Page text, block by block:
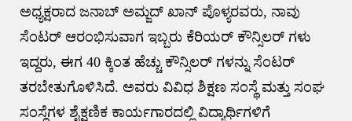
ಅಧ್ಯಕ್ಷರಾದ ಜನಾಬ್ ಅಮ್ಜದ್ ಖಾನ್ ಪೊಳ್ಯರವರು, ನಾವು
ಸೆಂಟರ್ ಆರಂಭಿಸುವಾಗ ಇಬ್ಬರು ಕೆರಿಯರ್ ಕೌನ್ಸಿಲರ್ ಗಳು
ಇದ್ದರು, ಈಗ 40 ಕ್ಕಿಂತ ಹೆಚ್ಚು ಕೌನ್ಸಿಲರ್ ಗಳನ್ನು ಸೆಂಟರ್
ತರಬೇತುಗೊಳಿಸಿದೆ. ಅವರು ವಿವಿಧ ಶಿಕ್ಷಣ ಸಂಸ್ಥೆ ಮತ್ತು ಸಂಘ
ಸಂಸ್ಥೆಗಳ ಶೈಕ್ಷಣಿಕ ಕಾರ್ಯಗಾರದಲ್ಲಿ ವಿದ್ಯಾರ್ಥಿಗಳಿಗೆ